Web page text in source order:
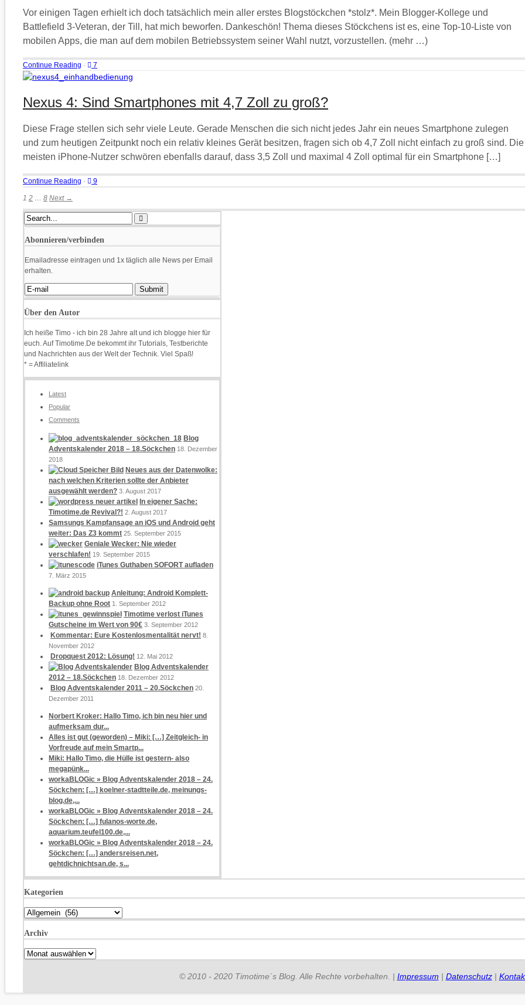
Vor einigen Tagen erhielt ich doch tatsächlich mein aller erstes Blogstöckchen *stolz*. Mein Blogger-Kollege und
Battlefield 3-Veteran, der Till, hat mich beworfen. Dankeschön! Thema dieses Stöckchens ist es, eine Top-10-Liste von
mobilen Apps, die man auf dem mobilen Betriebssystem seiner Wahl nutzt, vorzustellen. (mehr …)
Continue Reading · 7
Nexus 4: Sind Smartphones mit 4,7 Zoll zu groß?
Diese Frage stellen sich sehr viele Leute. Gerade Menschen die sich nicht jedes Jahr ein neues Smartphone zulegen
und zum heutigen Zeitpunkt noch ein relativ kleines Gerät besitzen, fragen sich ob 4,7 Zoll nicht einfach zu groß sind. Die
meisten iPhone-Nutzer schwören ebenfalls darauf, dass 3,5 Zoll und maximal 4 Zoll optimal für ein Smartphone […]
Continue Reading · 9
1 2 … 8 Next →
Abonnieren/verbinden
Emailadresse eintragen und 1x täglich alle News per Email
erhalten.
Über den Autor
Ich heiße Timo - ich bin 28 Jahre alt und ich blogge hier für
euch. Auf Timotime.De bekommt ihr Tutorials, Testberichte
und Nachrichten aus der Welt der Technik. Viel Spaß!
* = Affiliatelink
Latest
Popular
Comments
Blog
Adventskalender 2018 – 18.Söckchen 18. Dezember
2018
Neues aus der Datenwolke:
nach welchen Kriterien sollte der Anbieter
ausgewählt werden? 3. August 2017
In eigener Sache:
Timotime.de Revival?! 2. August 2017
Samsungs Kampfansage an iOS und Android geht
weiter: Das Z3 kommt 25. September 2015
Geniale Wecker: Nie wieder
verschlafen! 19. September 2015
iTunes Guthaben SOFORT aufladen
7. März 2015
Anleitung: Android Komplett-
Backup ohne Root 1. September 2012
Timotime verlost iTunes
Gutscheine im Wert von 90€ 3. September 2012
Kommentar: Eure Kostenlosmentalität nervt! 8.
November 2012
Dropquest 2012: Lösung! 12. Mai 2012
Blog Adventskalender
2012 – 18.Söckchen 18. Dezember 2012
Blog Adventskalender 2011 – 20.Söckchen 20.
Dezember 2011
Norbert Kroker: Hallo Timo, ich bin neu hier und
aufmerksam dur...
Alles ist gut (geworden) – Miki: […] Zeitgleich- in
Vorfreude auf mein Smartp...
Miki: Hallo Timo, die Hülle ist gestern- also
megapünk...
workaBLOGic » Blog Adventskalender 2018 – 24.
Söckchen: […] koelner-stadtteile.de, meinungs-
blog.de,...
workaBLOGic » Blog Adventskalender 2018 – 24.
Söckchen: […] fulanos-worte.de,
aquarium.teufel100.de,...
workaBLOGic » Blog Adventskalender 2018 – 24.
Söckchen: […] andersreisen.net,
gehtdichnichtsan.de, s...
Kategorien
Kategorien
Archiv
Archiv
© 2010 - 2020 Timotime´s Blog. Alle Rechte vorbehalten. | Impressum | Datenschutz|